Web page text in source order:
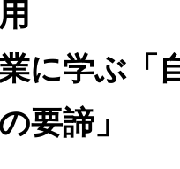
に学ぶ「
要諦」